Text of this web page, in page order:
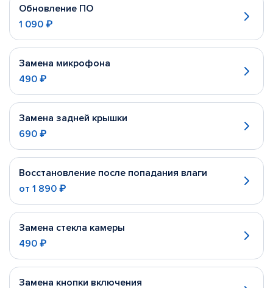
Обновление ПО
1 090 ₽
Замена микрофона
490 ₽
Замена задней крышки
690 ₽
Восстановление после попадания влаги
от 1 890 ₽
Замена стекла камеры
490 ₽
Замена кнопки включения